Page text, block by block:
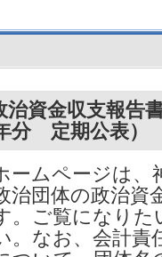
治資金収支報告
分 定期公表）
ームページは、
治団体の政治資
。ご覧になりた
。なお、会計責